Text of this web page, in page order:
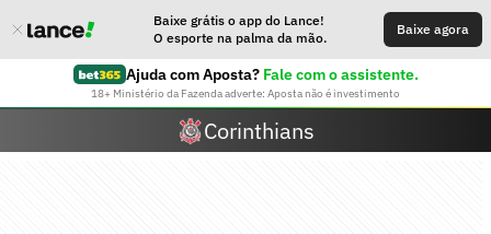
Baixe grátis o app do Lance!
O esporte na palma da mão.
Baixe agora
Ajuda com Aposta? Fale com o assistente.
18+ Ministério da Fazenda adverte: Aposta não é investimento
Corinthians